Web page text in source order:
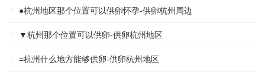
●杭州地区那个位置可以供卵怀孕-供卵杭州周边
▼杭州那个位置可以供卵-供卵杭州地区
=杭州什么地方能够供卵-供卵杭州地区